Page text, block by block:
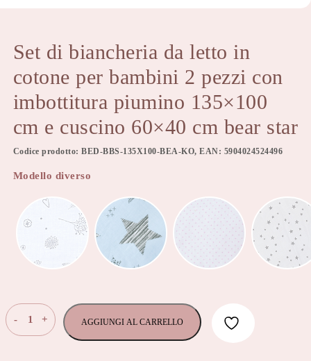
Set di biancheria da letto in
cotone per bambini 2 pezzi con
imbottitura piumino 135×100
cm e cuscino 60×40 cm bear star
Codice prodotto: BED-BBS-135X100-BEA-KO, EAN: 5904024524496
Modello diverso
-
Set
+ AGGIUNGI AL CARRELLO